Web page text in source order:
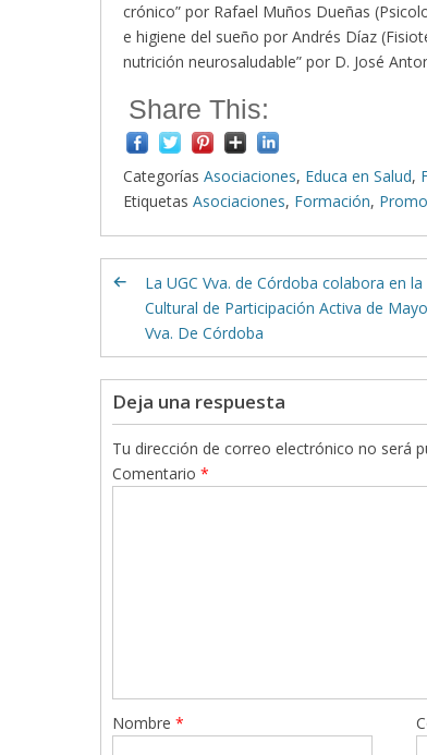
crónico” por Rafael Muños Dueñas
e higiene del sueño por Andrés Díaz
nutrición neurosaludable” por D. José
Share This:
Categorías Asociaciones, Educa en Salud,
Etiquetas Asociaciones, Formación,
La UGC Vva. de Córdoba colabora en la
Cultural de Participación Activa de
Vva. De Córdoba
Deja una respuesta
Tu dirección de correo electrónico no será
Comentario *
Nombre *